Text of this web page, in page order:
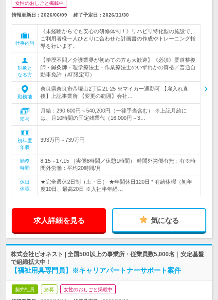
女性のおしごと掲載中
情報更新日：2026/06/09 終了予定日： 2026/11/30
仕事内容
《未経験からでも安心の研修体制！》リハビリ特化型の施設で、
ご利用者様一人ひとりに合わせた計画書の作成やトレーニング指
導を行います。
対象と
なる方
【学歴不問／介護業界が初めての方も大歓迎】《必須》柔道整復
師・鍼灸師・理学療法士・作業療法士のいずれかの資格／普通自
動車免許（AT限定可）
勤務地
奈良県奈良市帝塚山2丁目21-25 ※マイカー通勤可 【雇入れ直
後】上記事業所 【変更の範囲】会社…
給与
月給：290,600円～540,200円（一律手当含む） ※上記月給に
は、月10時間の固定残業代（16,000円～3…
初年度
年収
393万円～739万円
勤務
時間
8:15～17:15 （実働8時間／休憩1時間） 時間外労働有無：有※時
間外労働：平均20時間/月
休日
休暇
★完全週休2日制（土・日） ★年間休日120日 * 有給休暇（初年
度10日、最高20日 ※入社半年経…
求人詳細を見る 気になる
株式会社ビオネスト | 全国500以上の事業所・従業員数5,000名｜安定基盤
で組織拡大中！
【福祉用具専門員】※キャリアパートナーサポート案件
契約社員 急募 女性のおしごと掲載中